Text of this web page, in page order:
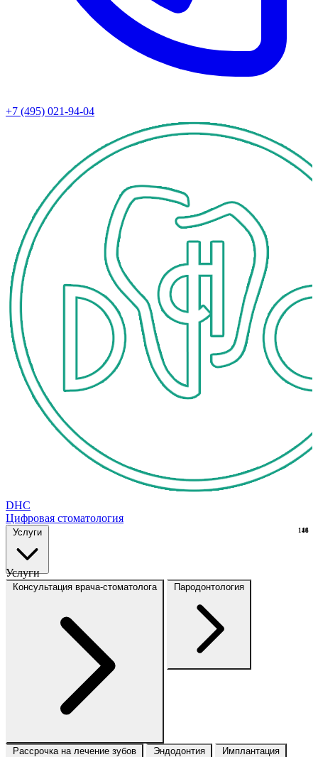
+7 (495) 021-94-04
DHC
Цифровая стоматология
Услуги
Услуги
Консультация врача-стоматолога Пародонтология
Рассрочка на лечение зубов Эндодонтия Имплантация
16
148